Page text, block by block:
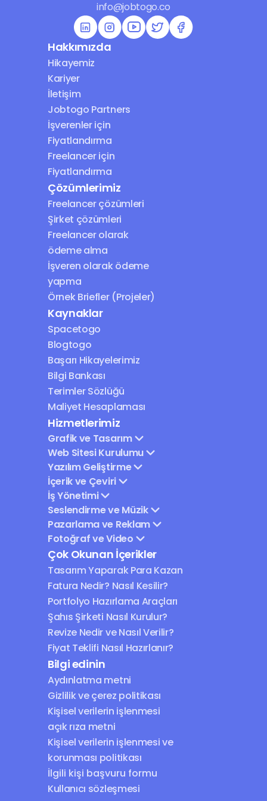
info@jobtogo.co
Hakkımızda
Hikayemiz
Kariyer
İletişim
Jobtogo Partners
İşverenler için
Fiyatlandırma
Freelancer için
Fiyatlandırma
Çözümlerimiz
Freelancer çözümleri
Şirket çözümleri
Freelancer olarak
ödeme alma
İşveren olarak ödeme
yapma
Örnek Briefler (Projeler)
Kaynaklar
Spacetogo
Blogtogo
Başarı Hikayelerimiz
Bilgi Bankası
Terimler Sözlüğü
Maliyet Hesaplaması
Hizmetlerimiz
Grafik ve Tasarım
Web Sitesi Kurulumu
Yazılım Geliştirme
İçerik ve Çeviri
İş Yönetimi
Seslendirme ve Müzik
Pazarlama ve Reklam
Fotoğraf ve Video
Çok Okunan İçerikler
Tasarım Yaparak Para Kazan
Fatura Nedir? Nasıl Kesilir?
Portfolyo Hazırlama Araçları
Şahıs Şirketi Nasıl Kurulur?
Revize Nedir ve Nasıl Verilir?
Fiyat Teklifi Nasıl Hazırlanır?
Bilgi edinin
Aydınlatma metni
Gizlilik ve çerez politikası
Kişisel verilerin işlenmesi
açık rıza metni
Kişisel verilerin işlenmesi ve
korunması politikası
İlgili kişi başvuru formu
Kullanıcı sözleşmesi